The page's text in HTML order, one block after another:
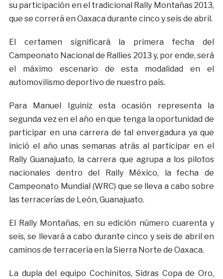
su participación en el tradicional Rally Montañas 2013,
que se correrá en Oaxaca durante cinco y seis de abril.
El certamen significará la primera fecha del
Campeonato Nacional de Rallies 2013 y, por ende, será
el máximo escenario de esta modalidad en el
automovilismo deportivo de nuestro país.
Para Manuel Iguiniz esta ocasión representa la
segunda vez en el año en que tenga la oportunidad de
participar en una carrera de tal envergadura ya que
inició el año unas semanas atrás al participar en el
Rally Guanajuato, la carrera que agrupa a los pilotos
nacionales dentro del Rally México, la fecha de
Campeonato Mundial (WRC) que se lleva a cabo sobre
las terracerías de León, Guanajuato.
El Rally Montañas, en su edición número cuarenta y
seis, se llevará a cabo durante cinco y seis de abril en
caminos de terracería en la Sierra Norte de Oaxaca.
La dupla del equipo Cochinitos, Sidras Copa de Oro,